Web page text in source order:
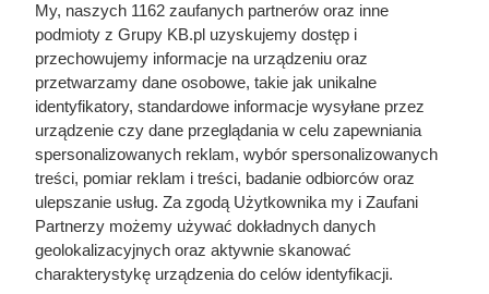
Ten gatunek drewna daje
najwięcej ciepła, a Polacy rzadko
go kupują. Prawdziwy król
My, naszych 1162 zaufanych partnerów oraz inne
podmioty z Grupy KB.pl uzyskujemy dostęp i
przechowujemy informacje na urządzeniu oraz
przetwarzamy dane osobowe, takie jak unikalne
identyfikatory, standardowe informacje wysyłane przez
urządzenie czy dane przeglądania w celu zapewniania
spersonalizowanych reklam, wybór spersonalizowanych
treści, pomiar reklam i treści, badanie odbiorców oraz
ulepszanie usług. Za zgodą Użytkownika my i Zaufani
Partnerzy możemy używać dokładnych danych
geolokalizacyjnych oraz aktywnie skanować
charakterystykę urządzenia do celów identyfikacji.